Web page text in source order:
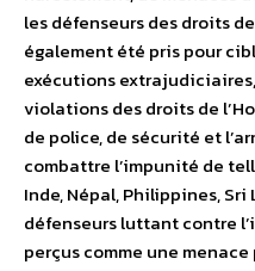
les défenseurs des droits
également été pris pour
exécutions
violations des droits de
de police, de sécurité et
combattre l’impunité de
Inde, Népal, Philippines,
défenseurs luttant contre
perçus comme une